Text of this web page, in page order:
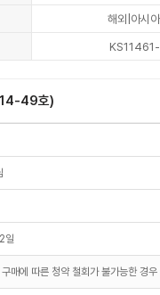
해외|아시
49호)
일
매에 따른 청약 철회가 불가능한 경